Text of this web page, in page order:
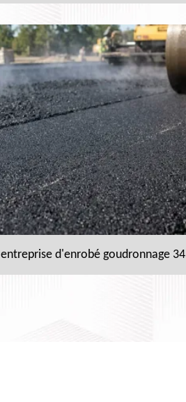
entreprise d'enrobé goudronnage 34